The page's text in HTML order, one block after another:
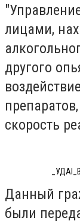
лицами,
другого
скорость
Данный
были